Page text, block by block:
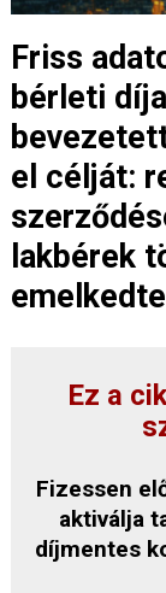
Friss
bérleti
el célját:
lakbérek
Ez a
Fizessen
aktiválja
díjmentes